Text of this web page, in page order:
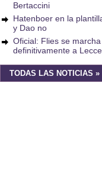
Bertaccini
Hatenboer en la
y Dao no
Oficial: Flies se marcha
definitivamente a Lecce
TODAS LAS NOTICIAS »